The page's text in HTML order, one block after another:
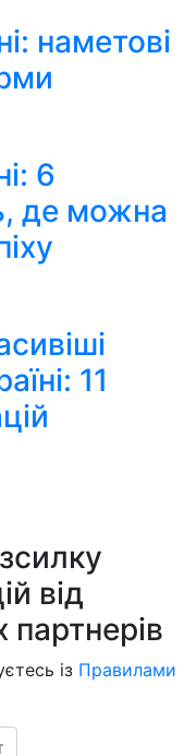
наметові
6
де можна
11
від
із Правилами